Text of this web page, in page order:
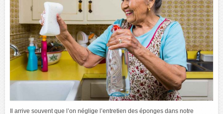
Il arrive souvent que l’on néglige l’entretien des éponges dans notre